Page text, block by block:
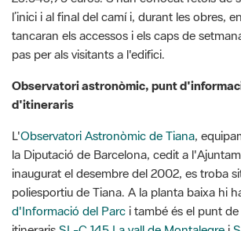
Observatori astronòmic, punt
d'itineraris
L'Observatori Astronòmic de Tiana ,
la Diputació de Barcelona, cedit a
poliesportiu de Tiana. A la planta baixa hi
d'Informació del Parci també és el punt
itinerarisSL-C 145 La vall de Montalegrei
turó d'en Galceran. És gestionat mitjançat
col·laboració entre el Consorci del Parc de